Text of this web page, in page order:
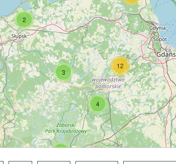
4
3
2
12